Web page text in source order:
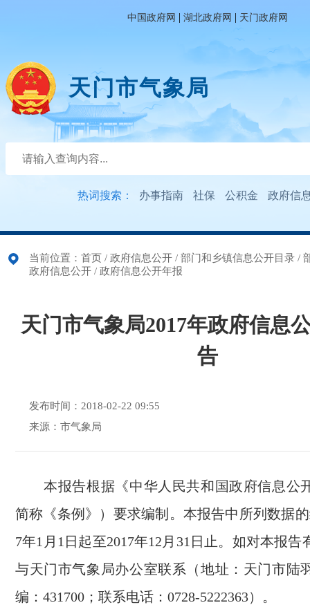
中国政府网 | 湖北政府网 | 天门政府网
天门市气象局
热词搜索： 办事指南 社保 公积金 政府信
当前位置： 首页 / 政府信息公开 / 部门和乡镇信息公开目录 /
政府信息公开 / 政府信息公开年报
天门市气象局2017年政府信息
告
发布时间：2018-02-22 09:55
来源：市气象局
本报告根据《中华人民共和国政府信息公
简称《条例》）要求编制。本报告中所列数据
7年1月1日起至2017年12月31日止。如对本报告
与天门市气象局办公室联系（地址：天门市陆
编：431700；联系电话：0728-5222363）。